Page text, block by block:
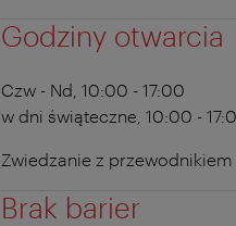
Godziny otwarcia
Czw - Nd, 10:00 - 17:00
w dni świąteczne, 10:00 -
Zwiedzanie z
Brak barier